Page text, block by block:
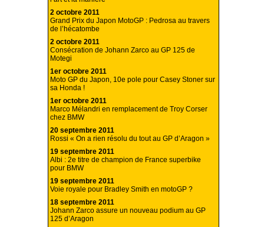
2 octobre 2011
Grand Prix du Japon MotoGP : Pedrosa au travers
de l’hécatombe
2 octobre 2011
Consécration de Johann Zarco au GP 125 de
Motegi
1er octobre 2011
Moto GP du Japon, 10e pole pour Casey Stoner sur
sa Honda !
1er octobre 2011
Marco Mélandri en remplacement de Troy Corser
chez BMW
20 septembre 2011
Rossi « On a rien résolu du tout au GP d’Aragon »
19 septembre 2011
Albi : 2e titre de champion de France superbike
pour BMW
19 septembre 2011
Voie royale pour Bradley Smith en motoGP ?
18 septembre 2011
Johann Zarco assure un nouveau podium au GP
125 d’Aragon